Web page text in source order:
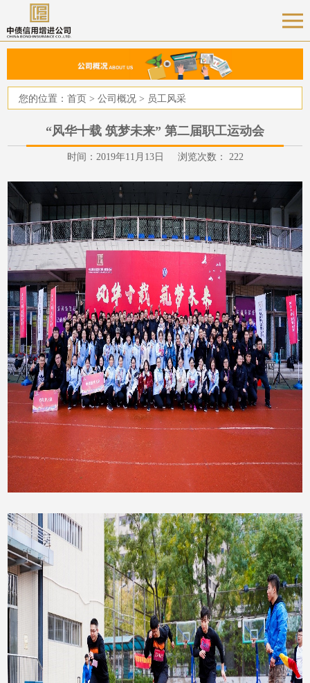
您的位置：首页 >公司概况 > 员工风采
“风华十载 筑梦未来” 第二届职工运动会
时间：2019年11月13日 浏览次数： 222